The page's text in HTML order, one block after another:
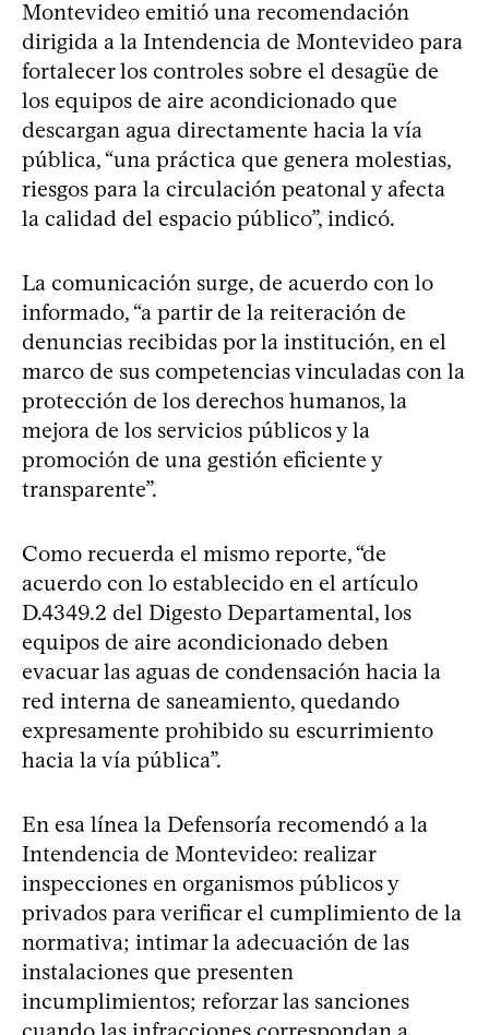
Montevideo emitió una recomendación
dirigida a la Intendencia de Montevideo para
fortalecer los controles sobre el desagüe de
los equipos de aire acondicionado que
descargan agua directamente hacia la vía
pública, “una práctica que genera molestias,
riesgos para la circulación peatonal y afecta
la calidad del espacio público”, indicó.
La comunicación surge, de acuerdo con lo
informado, “a partir de la reiteración de
denuncias recibidas por la institución, en el
marco de sus competencias vinculadas con la
protección de los derechos humanos, la
mejora de los servicios públicos y la
promoción de una gestión eficiente y
transparente”.
Como recuerda el mismo reporte, “de
acuerdo con lo establecido en el artículo
D.4349.2 del Digesto Departamental, los
equipos de aire acondicionado deben
evacuar las aguas de condensación hacia la
red interna de saneamiento, quedando
expresamente prohibido su escurrimiento
hacia la vía pública”.
En esa línea la Defensoría recomendó a la
Intendencia de Montevideo: realizar
inspecciones en organismos públicos y
privados para verificar el cumplimiento de la
normativa; intimar la adecuación de las
instalaciones que presenten
incumplimientos; reforzar las sanciones